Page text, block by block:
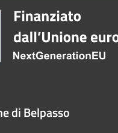
di Belpasso